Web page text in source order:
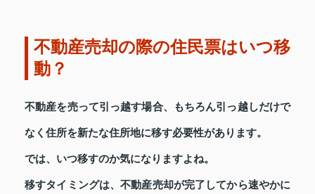
不動産売却の際の住民票はいつ移
動？
不動産を売って引っ越す場合、もちろん引っ越しだけで
なく住所を新たな住所地に移す必要性があります。
では、いつ移すのか気になりますよね。
移すタイミングは、不動産売却が完了してから速やかに